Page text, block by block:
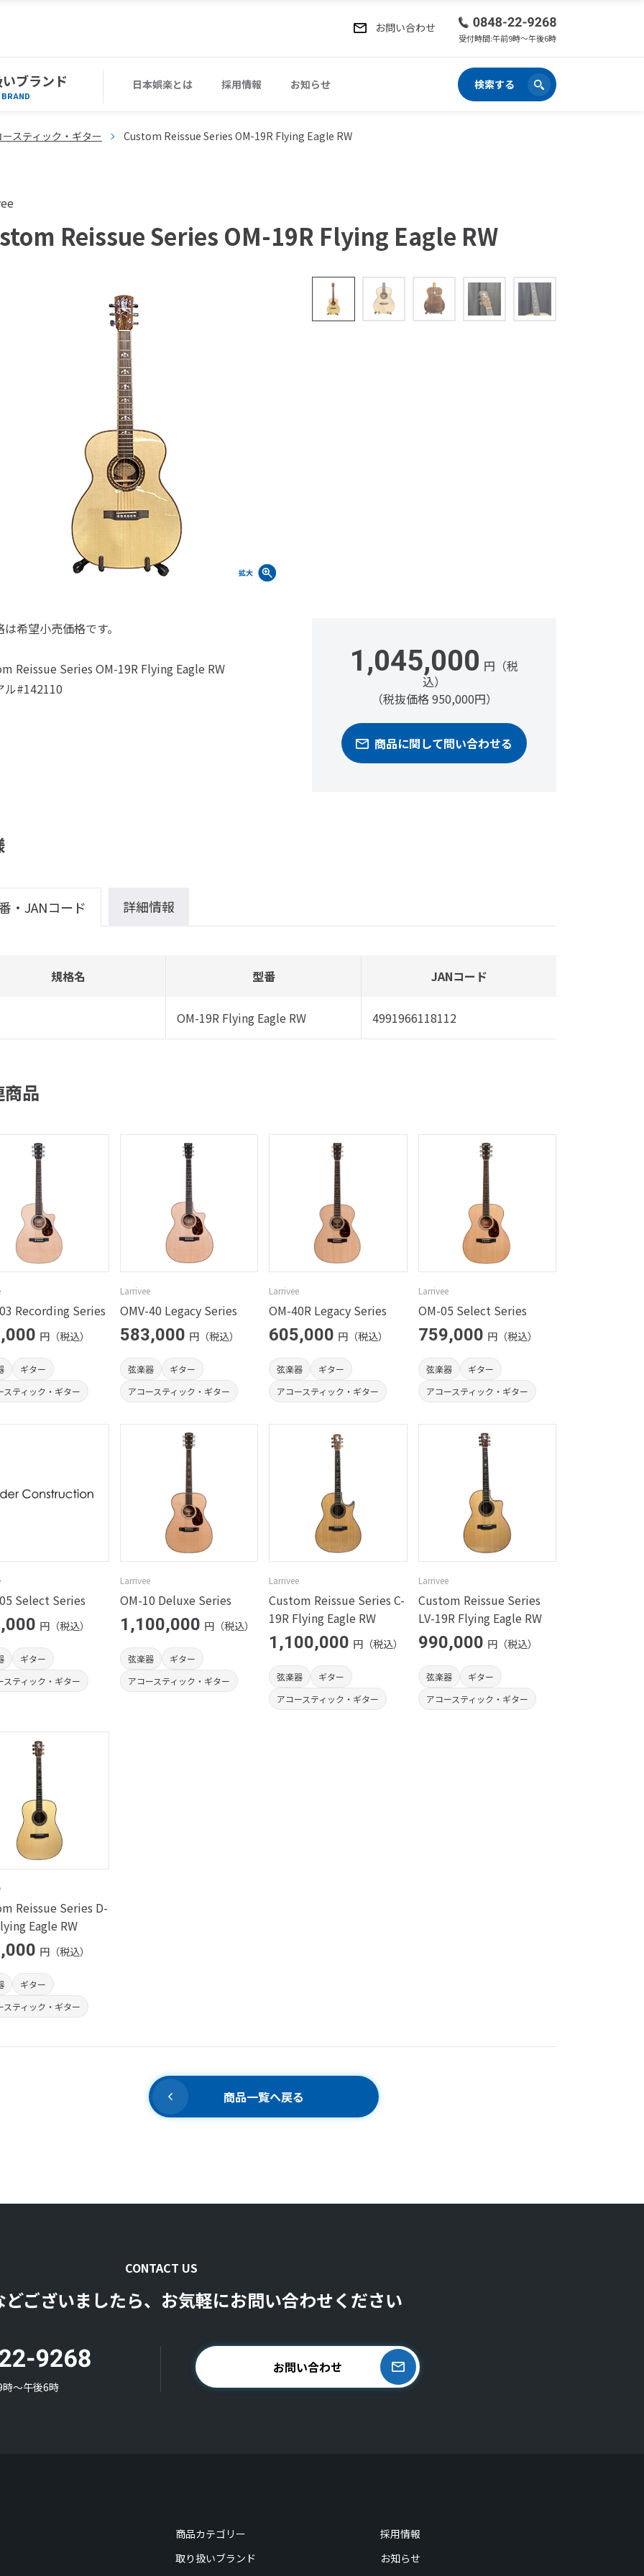
お問い合わせ
受付時間:午前9時〜午後6時
ブランド
BRAND
日本娯楽とは 採用情報 お知らせ 検索する
スティック・ギター Custom Reissue Series OM-19R Flying Eagle RW
Reissue Series OM-19R Flying Eagle RW
希望小売価格です。
Reissue Series OM-19R Flying Eagle RW
ル#142110
1,045,000 円（税
込）
（税抜価格 950,000円）
商品に関して問い合わせる
・JANコード 詳細情報
規格名 型番 JANコード
OM-19R Flying Eagle RW 4991966118112
品
Recording Series
円（税込）
ギター
スティック・ギター
Larrivee
OMV-40 Legacy Series
583,000 円（税込）
弦楽器
ギター
アコースティック・ギター
Larrivee
OM-40R Legacy Series
605,000 円（税込）
弦楽器
ギター
アコースティック・ギター
Larrivee
OM-05 Select Series
759,000 円（税込）
弦楽器
ギター
アコースティック・ギター
Select Series
円（税込）
ギター
スティック・ギター
Larrivee
OM-10 Deluxe Series
1,100,000 円（税込）
弦楽器
ギター
アコースティック・ギター
Larrivee
Custom Reissue Series C-
19R Flying Eagle RW
1,100,000 円（税込）
弦楽器
ギター
アコースティック・ギター
Larrivee
Custom Reissue Series
LV-19R Flying Eagle RW
990,000 円（税込）
弦楽器
ギター
アコースティック・ギター
Reissue Series D-
Eagle RW
円（税込）
ギター
スティック・ギター
商品一覧へ戻る
CONTACT US
ございましたら、お気軽にお問い合わせください
〜午後6時
お問い合わせ
商品カテゴリー
採用情報
取り扱いブランド
お知らせ